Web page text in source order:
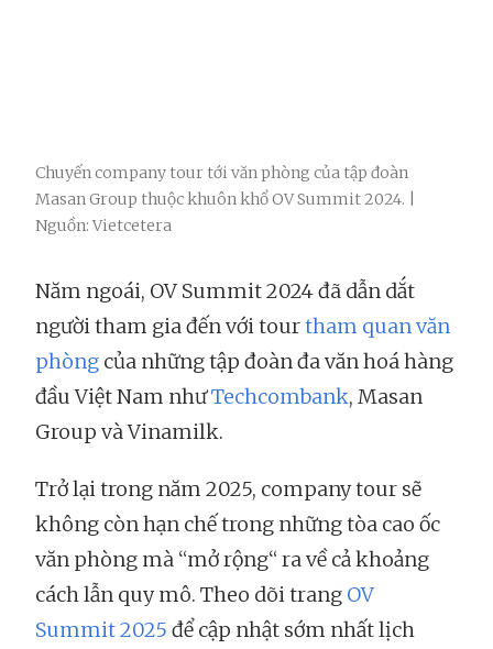
Chuyến company tour tới văn phòng của tập đoàn
Masan Group thuộc khuôn khổ OV Summit 2024. |
Nguồn: Vietcetera
Năm ngoái, OV Summit 2024 đã dẫn dắt
người tham gia đến với tourtham quan văn
phòng của những tập đoàn đa văn hoá hàng
đầu Việt Nam nhưTechcombank, Masan
Group và Vinamilk.
Trở lại trong năm 2025, company tour sẽ
không còn hạn chế trong những tòa cao ốc
văn phòng mà “mở rộng“ ra về cả khoảng
cách lẫn quy mô. Theo dõi trang OV
Summit 2025 để cập nhật sớm nhất lịch